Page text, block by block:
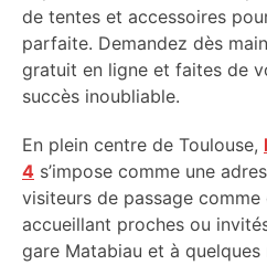
de tentes et accessoires
parfaite. Demandez dès
gratuit en ligne et faites de
succès inoubliable.
En plein centre de Toulouse,
4 s’impose comme une
visiteurs de passage comme
accueillant proches ou
gare Matabiau et à